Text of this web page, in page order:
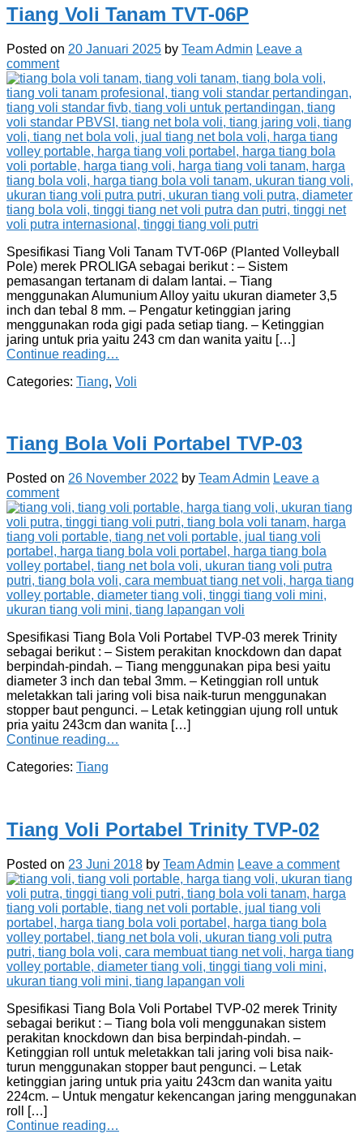
Tiang Voli Tanam TVT-06P
Posted on 20 Januari 2025 by Team Admin Leave a
comment
Spesifikasi Tiang Voli Tanam TVT-06P (Planted Volleyball
Pole) merek PROLIGA sebagai berikut : – Sistem
pemasangan tertanam di dalam lantai. – Tiang
menggunakan Alumunium Alloy yaitu ukuran diameter 3,5
inch dan tebal 8 mm. – Pengatur ketinggian jaring
menggunakan roda gigi pada setiap tiang. – Ketinggian
jaring untuk pria yaitu 243 cm dan wanita yaitu […]
Continue reading…
Categories: Tiang, Voli
Tiang Bola Voli Portabel TVP-03
Posted on 26 November 2022 by Team Admin Leave a
comment
Spesifikasi Tiang Bola Voli Portabel TVP-03 merek Trinity
sebagai berikut : – Sistem perakitan knockdown dan dapat
berpindah-pindah. – Tiang menggunakan pipa besi yaitu
diameter 3 inch dan tebal 3mm. – Ketinggian roll untuk
meletakkan tali jaring voli bisa naik-turun menggunakan
stopper baut pengunci. – Letak ketinggian ujung roll untuk
pria yaitu 243cm dan wanita […]
Continue reading…
Categories: Tiang
Tiang Voli Portabel Trinity TVP-02
Posted on 23 Juni 2018 by Team Admin Leave a comment
Spesifikasi Tiang Bola Voli Portabel TVP-02 merek Trinity
sebagai berikut : – Tiang bola voli menggunakan sistem
perakitan knockdown dan bisa berpindah-pindah. –
Ketinggian roll untuk meletakkan tali jaring voli bisa naik-
turun menggunakan stopper baut pengunci. – Letak
ketinggian jaring untuk pria yaitu 243cm dan wanita yaitu
224cm. – Untuk mengatur kekencangan jaring menggunakan
roll […]
Continue reading…